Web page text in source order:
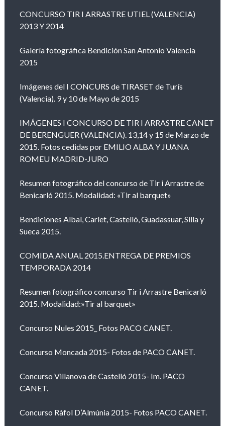
CONCURSO TIR I ARRASTRE UTIEL (VALENCIA)
2013 Y 2014
Galería fotográfica Bendición San Antonio Valencia
2015
Imágenes del I CONCURS de TIRASET de Turís
(Valencia). 9 y 10 de Mayo de 2015
IMÁGENES I CONCURSO DE TIR I ARRASTRE CANET
DE BERENGUER (VALENCIA). 13,14 y 15 de Marzo de
2015. Fotos cedidas por EMILIO ALBA Y JUANA
ROMEU MADRID-JURO
Resumen fotográfico del concurso de Tir i Arrastre de
Benicarló 2015. Modalidad: «Tir al barquet»
Bendiciones Albal, Carlet, Castelló, Guadassuar, Silla y
Sueca 2015.
COMIDA ANUAL 2015.ENTREGA DE PREMIOS
TEMPORADA 2014
Resumen fotográfico concurso Tir i Arrastre Benicarló
2015. Modalidad:»Tir al barquet»
Concurso Nules 2015_ Fotos PACO CANET.
Concurso Moncada 2015- Fotos de PACO CANET.
Concurso Villanova de Castelló 2015- Im. PACO
CANET.
Concurso Ràfol D’Almúnia 2015- Fotos PACO CANET.